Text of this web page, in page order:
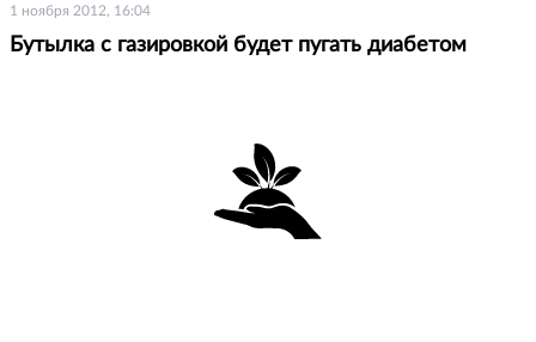
1 ноября 2012, 16:04
Бутылка с газировкой будет пугать диабетом